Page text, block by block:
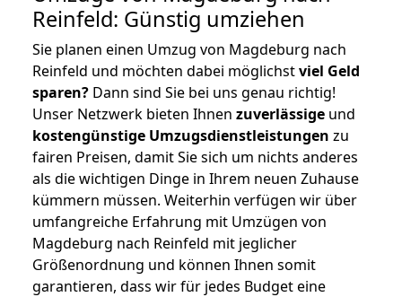
Reinfeld: Günstig umziehen
Sie planen einen Umzug von Magdeburg nach
Reinfeld und möchten dabei möglichstviel Geld
sparen? Dann sind Sie bei uns genau richtig!
Unser Netzwerk bieten Ihnen zuverlässige und
kostengünstige Umzugsdienstleistungen zu
fairen Preisen, damit Sie sich um nichts anderes
als die wichtigen Dinge in Ihrem neuen Zuhause
kümmern müssen. Weiterhin verfügen wir über
umfangreiche Erfahrung mit Umzügen von
Magdeburg nach Reinfeld mit jeglicher
Größenordnung und können Ihnen somit
garantieren, dass wir für jedes Budget eine